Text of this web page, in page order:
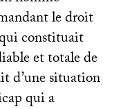
le droit
constituait
et totale de
d’une situation
qui a